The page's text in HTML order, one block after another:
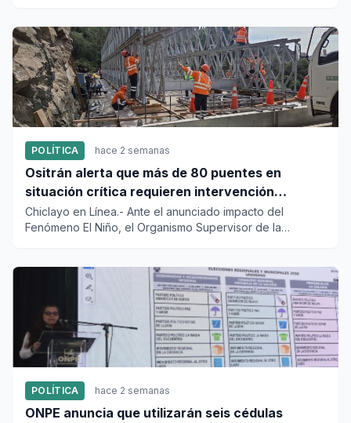
POLÍTICA hace 2 semanas
Ositrán alerta que más de 80 puentes en
situación crítica requieren intervención
urgente del MTC ante el FEN
Chiclayo en Línea.- Ante el anunciado impacto del
Fenómeno El Niño, el Organismo Supervisor de la
POLÍTICA hace 2 semanas
ONPE anuncia que utilizarán seis cédulas